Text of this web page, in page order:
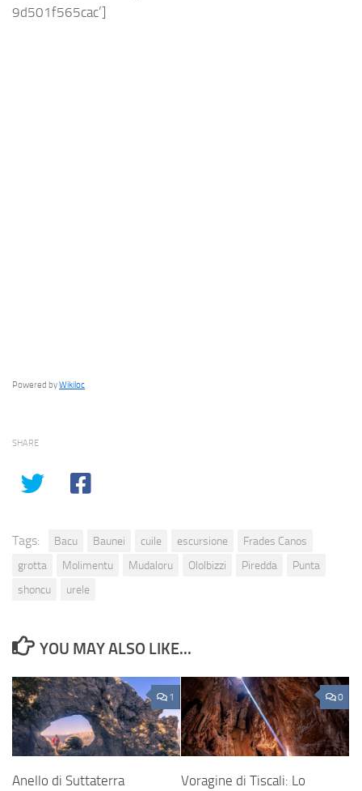
9d501f565cac’]
Powered byWikiloc
SHARE
Tags: Bacu Baunei cuile escursione
Frades Canos
grotta
Molimentu Mudaloru Ololbizzi Piredda
Punta
shoncu
urele
YOU MAY ALSO LIKE...
1
Anello di Suttaterra
0
Voragine di Tiscali: Lo